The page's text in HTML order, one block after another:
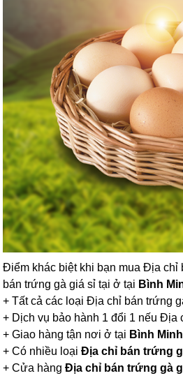
Điểm khác biệt khi bạn mua Địa chỉ
bán trứng gà giá sỉ tại ở tại Bình
+ Tất cả các loại Địa chỉ bán trứng
+ Dịch vụ bảo hành 1 đổi 1 nếu
+ Giao hàng tận nơi ở tại Bình Minh
+ Có nhiều loại Địa chỉ bán trứng
+ Cửa hàng Địa chỉ bán trứng gà